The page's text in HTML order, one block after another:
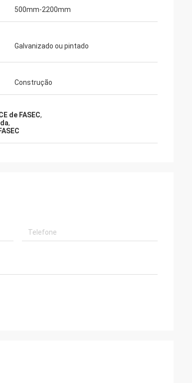
500mm-2200mm
Galvanizado ou pintado
Construção
de FASEC,
,